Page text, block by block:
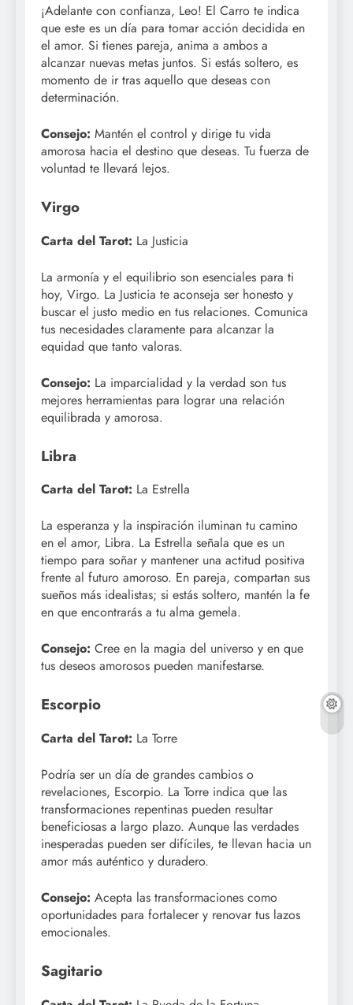
¡Adelante con confianza, Leo! El Carro te indica
que este es un día para tomar acción decidida en
el amor. Si tienes pareja, anima a ambos a
alcanzar nuevas metas juntos. Si estás soltero, es
momento de ir tras aquello que deseas con
determinación.
Consejo: Mantén el control y dirige tu vida
amorosa hacia el destino que deseas. Tu fuerza de
voluntad te llevará lejos.
Virgo
Carta del Tarot: La Justicia
La armonía y el equilibrio son esenciales para ti
hoy, Virgo. La Justicia te aconseja ser honesto y
buscar el justo medio en tus relaciones. Comunica
tus necesidades claramente para alcanzar la
equidad que tanto valoras.
Consejo: La imparcialidad y la verdad son tus
mejores herramientas para lograr una relación
equilibrada y amorosa.
Libra
Carta del Tarot: La Estrella
La esperanza y la inspiración iluminan tu camino
en el amor, Libra. La Estrella señala que es un
tiempo para soñar y mantener una actitud positiva
frente al futuro amoroso. En pareja, compartan sus
sueños más idealistas; si estás soltero, mantén la fe
en que encontrarás a tu alma gemela.
Consejo: Cree en la magia del universo y en que
tus deseos amorosos pueden manifestarse.
Escorpio
Carta del Tarot: La Torre
Podría ser un día de grandes cambios o
revelaciones, Escorpio. La Torre indica que las
transformaciones repentinas pueden resultar
beneficiosas a largo plazo. Aunque las verdades
inesperadas pueden ser difíciles, te llevan hacia un
amor más auténtico y duradero.
Consejo: Acepta las transformaciones como
oportunidades para fortalecer y renovar tus lazos
emocionales.
Sagitario